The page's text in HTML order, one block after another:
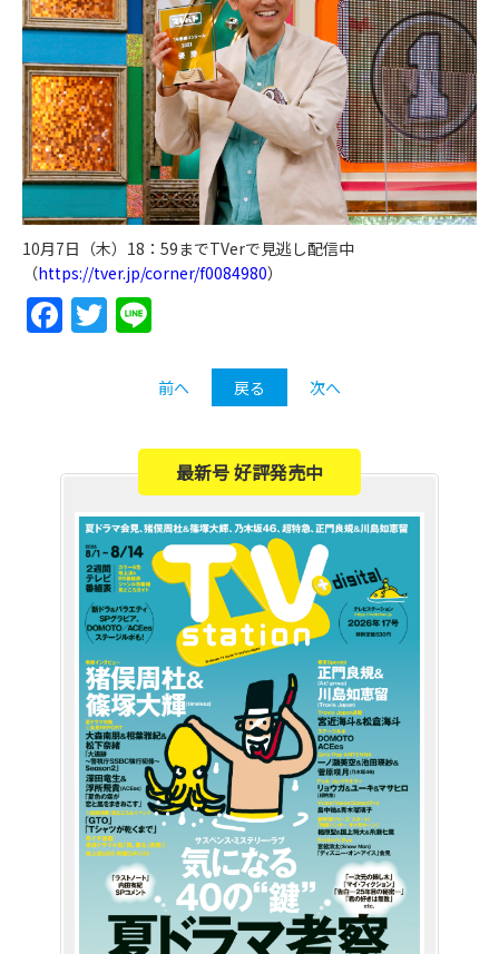
10月7日（木）18：59までTVerで見逃し配信中
（https://tver.jp/corner/f0084980）
Facebook
Twitter
前へ 戻る 次へ
最新号 好評発売中